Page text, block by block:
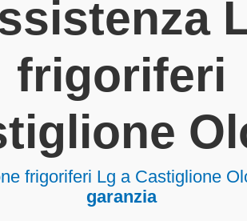
frigoriferi
frigoriferi Lg a Castiglione
garanzia